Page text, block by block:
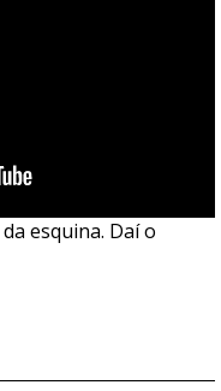
esquina. Daí o